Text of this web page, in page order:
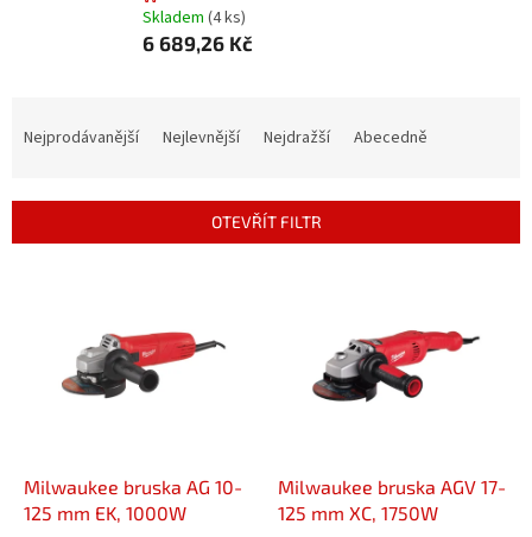
Skladem (4 ks)
6 689,26 Kč
í
Nejprodávanější Nejlevnější Nejdražší Abecedně
OTEVŘÍT FILTR
Milwaukee bruska AG 10-
125 mm EK, 1000W
Milwaukee bruska AGV 17-
125 mm XC, 1750W